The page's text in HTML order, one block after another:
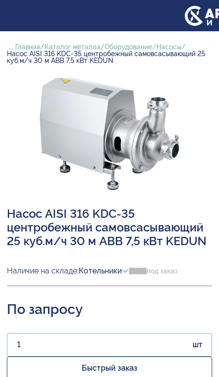
... Главная Каталог металла Оборудование
Насосы
Насос AISI 316 KDC-35 центробежный самовсасывающий 25
куб.м/ч 30 м ABB 7,5 кВт KEDUN
Насос AISI 316 KDC-35
центробежный самовсасывающий
25 куб.м/ч 30 м ABB 7,5 кВт KEDUN
Наличие на складе:Котельники под заказ
По запросу
шт
Быстрый заказ